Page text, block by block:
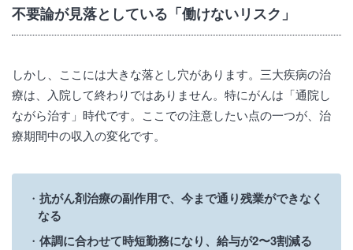
不要論が見落としている「働けないリスク」
しかし、ここには大きな落とし穴があります。三大疾病の治
療は、入院して終わりではありません。特にがんは「通院し
ながら治す」時代です。ここでの注意したい点の一つが、治
療期間中の収入の変化です。
抗がん剤治療の副作用で、今まで通り残業ができなく
なる
体調に合わせて時短勤務になり、給与が2〜3割減る